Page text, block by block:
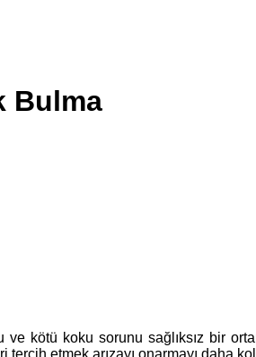
Bulma
ve kötü koku sorunu sağlıksız bir